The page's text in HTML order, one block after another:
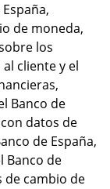
de moneda,
los
cliente y el
Banco de
datos de
de España,
Banco de
de cambio de